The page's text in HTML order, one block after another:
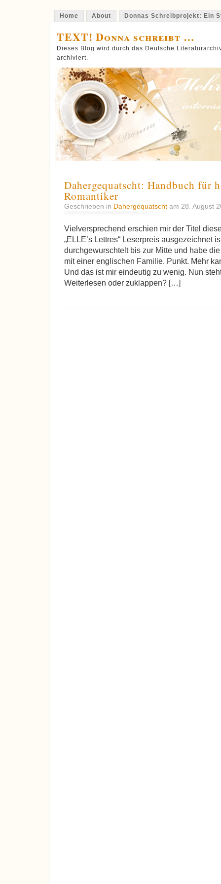
Home About Donnas Schreibprojekt: Ein
TEXT! Donna schreibt …
Dieses Blog wird durch das Deutsche
archiviert.
Dahergequatscht: Handbuch für
Romantiker
Geschrieben in Dahergequatscht am 28. August
Vielversprechend erschien mir der Titel
„ELLE’s Lettres“ Leserpreis ausgezeichnet
durchgewurschtelt bis zur Mitte und habe
mit einer englischen Familie. Punkt. Mehr
Und das ist mir eindeutig zu wenig. Nun
Weiterlesen oder zuklappen? […]